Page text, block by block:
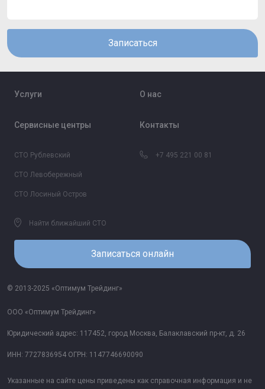
Записаться
Услуги О нас
Сервисные центры
СТО Рублевский
СТО Левобережный
СТО Лосиный Остров
Найти ближайший СТО
Контакты
+7 495 221 00 81
Записаться онлайн
© 2013-2025 «Оптимум Трейдинг»
ООО «Оптимум Трейдинг»
Юридический адрес: 117452, город Москва, Балаклавский пр-кт, д. 26
ИНН: 7727836954 ОГРН: 1147746690090
Указанные на сайте цены приведены как справочная информация и не